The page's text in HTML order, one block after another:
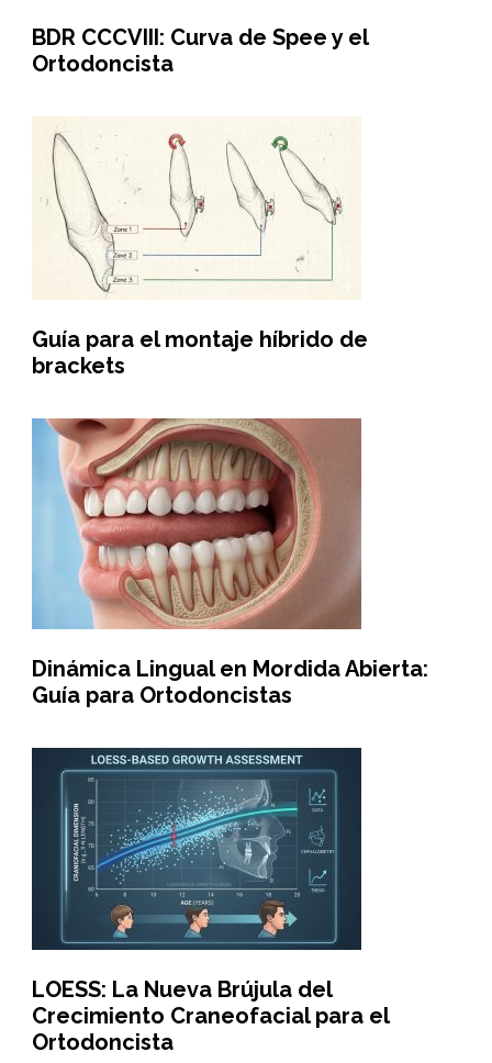
BDR CCCVIII: Curva de Spee y el
Ortodoncista
Guía para el montaje híbrido de
brackets
Dinámica Lingual en Mordida Abierta:
Guía para Ortodoncistas
LOESS: La Nueva Brújula del
Crecimiento Craneofacial para el
Ortodoncista